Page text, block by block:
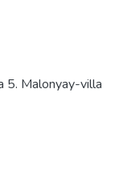
5. Malonyay-villa